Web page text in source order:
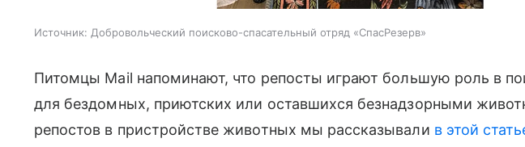
Источник: Добровольческий поисково-спасательный отряд «СпасРезерв»
Питомцы Mail напоминают, что репосты играют большую роль в
для бездомных, приютских или оставшихся безнадзорными
репостов в пристройстве животных мы рассказывали в этой